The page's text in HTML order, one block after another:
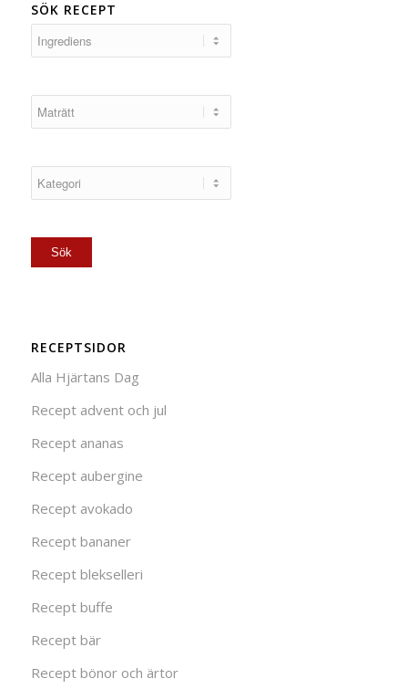
SÖK RECEPT
RECEPTSIDOR
Alla Hjärtans Dag
Recept advent och jul
Recept ananas
Recept aubergine
Recept avokado
Recept bananer
Recept blekselleri
Recept buffe
Recept bär
Recept bönor och ärtor